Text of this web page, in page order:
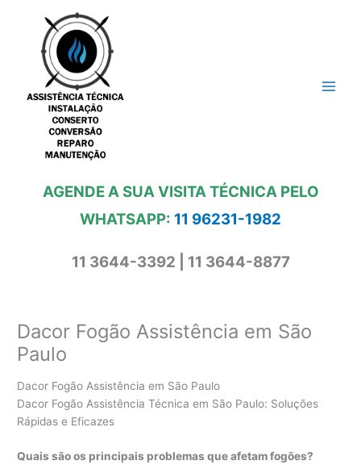
conteúdo
AGENDE A SUA VISITA TÉCNICA PELO
WHATSAPP: 11 96231-1982
11 3644-3392 | 11 3644-8877
Dacor Fogão Assistência em São
Paulo
Dacor Fogão Assistência em São Paulo
Dacor Fogão Assistência Técnica em São Paulo: Soluções
Rápidas e Eficazes
Quais são os principais problemas que afetam fogões?